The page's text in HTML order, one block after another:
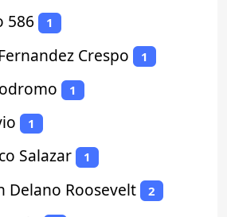
586 1
Crespo 1
1
1
Salazar 1
Delano Roosevelt 2